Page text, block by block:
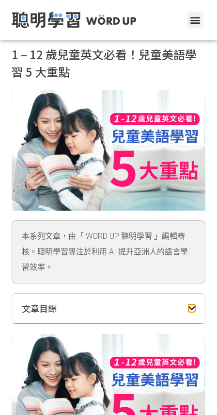
1 – 12 歲兒童英文必看！兒童美語學
習 5 大重點
本系列文章，由「 WORD UP 聰明學習 」編輯審
核。聰明學習專注於利用 AI 提升亞洲人的語言學
習效率。
文章目錄